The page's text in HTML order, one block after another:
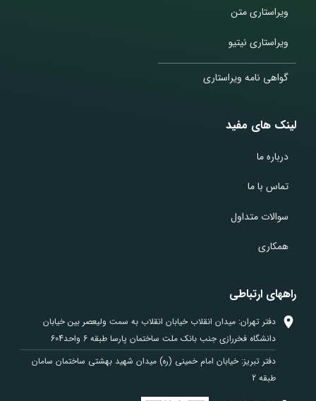
ویراستاری متن
ویراستاری نیتیو
گواهی نامه ویراستاری
لینک های مفید
درباره ما
تماس با ما
سوالات متداول
همکاری
راههای ارتباطی
دفتر تهران: میدان انقلاب خیابان انقلاب به سمت ولیعصر بین خیابان
دانشگاه فخررازی جنب بانک ملت ساختمان پارسا طبقه 6 واحد604
دفتر تبریز: خیابان امام خمینی (ره) میدان شهید بهشتی ساختمان سامان
طبقه 2